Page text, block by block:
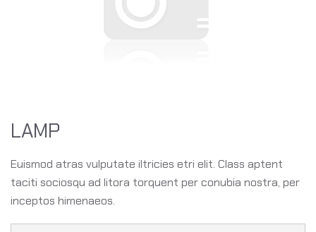
LAMP
Euismod atras vulputate iltricies etri elit. Class aptent
taciti sociosqu ad litora torquent per conubia nostra, per
inceptos himenaeos.